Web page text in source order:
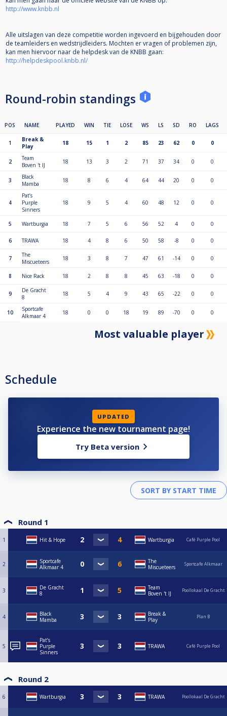
http://www.knbb.nl
Alle uitslagen van deze competitie worden ingevoerd en bijgehouden door
de teamleiders en wedstrijdleiders. Mochten er vragen of problemen zijn,
kan men hiervoor naar de helpdesk van de KNBB gaan:
http://helpdeskpool.knbb.nl/
Round-robin standings
POS NAME PLAYED WIN TIE LOSE WS LS SD RO LAGS
1
Break &
Play
18 15 1 2 85 23 62 0 0
2
Team
Boven 't IJ
18 13 3 2 71 37 34 0 0
3
Black
Mamba
18 8 6 4 64 44 20 0 0
4
Pat’s
Purple
Sinners
18 9 5 4 60 48 12 0 0
5 Wartburgia 18 7 5 6 56 52 4 0 0
6 TRAWA 18 4 8 6 50 58 -8 0 0
7
The
Miscueteers
18 3 8 7 47 61 -14 0 0
8 Nice Rack 18 2 8 8 45 63 -18 0 0
9
De Gracht
8
18 5 4 9 43 65 -22 0 0
10
Sportcafe
Alkmaar 4
18 0 0 18 19 89 -70 0 0
Most valuable player
Schedule
UPDATED
Experience the new tournament page!
Try Beta version
Round 1
1 Hit & Hope Wartburgia Café Purple Pool
2
Sportcafe
Alkmaar 4
The
Miscueteers
Sportcafe Alkmaar
3
De Gracht
8
Team
Boven 't IJ
Poollokaal De Gracht
4
Black
Mamba
Break &
Play
Plan B
5
Pat’s
Purple
Sinners
TRAWA Café Purple Pool
Round 2
6 Wartburgia TRAWA Poollokaal De Gracht